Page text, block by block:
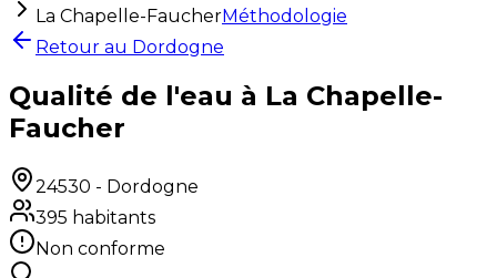
La Chapelle-FaucherMéthodologie
Retour au Dordogne
Qualité de l'eau à La Chapelle-
Faucher
24530 - Dordogne
395 habitants
Non conforme